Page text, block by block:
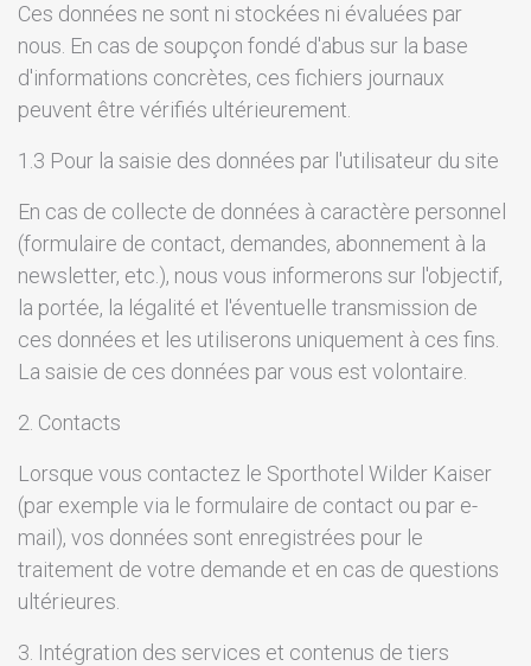
Ces données ne sont ni stockées ni évaluées par
nous. En cas de soupçon fondé d'abus sur la base
d'informations concrètes, ces fichiers journaux
peuvent être vérifiés ultérieurement.
1.3 Pour la saisie des données par l'utilisateur du site
En cas de collecte de données à caractère personnel
(formulaire de contact, demandes, abonnement à la
newsletter, etc.), nous vous informerons sur l'objectif,
la portée, la légalité et l'éventuelle transmission de
ces données et les utiliserons uniquement à ces fins.
La saisie de ces données par vous est volontaire.
2. Contacts
Lorsque vous contactez le Sporthotel Wilder Kaiser
(par exemple via le formulaire de contact ou par e-
mail), vos données sont enregistrées pour le
traitement de votre demande et en cas de questions
ultérieures.
3. Intégration des services et contenus de tiers